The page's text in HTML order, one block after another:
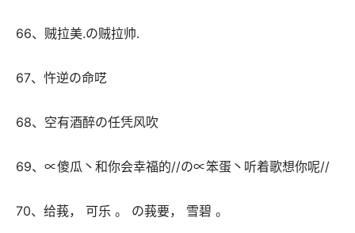
66、贼拉美.の贼拉帅.
67、忤逆の命呓
68、空有酒醉の任凭风吹
69、∝傻瓜丶和你会幸福的//の∝笨蛋丶听着歌想你呢//
70、给莪， 可乐 。 の莪要， 雪碧 。